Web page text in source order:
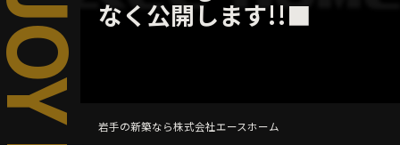
なく公開します!!■
岩手の新築なら株式会社エースホーム